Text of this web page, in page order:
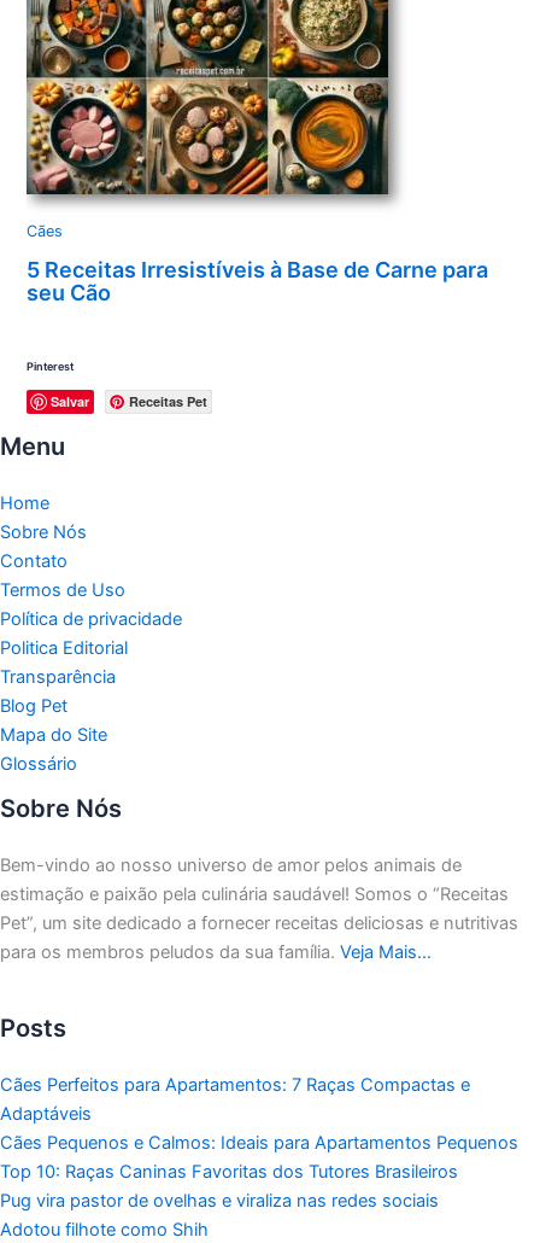
Cães
5 Receitas Irresistíveis à Base de Carne para
seu Cão
Pinterest
Salvar Receitas Pet
Menu
Home
Sobre Nós
Contato
Termos de Uso
Política de privacidade
Politica Editorial
Transparência
Blog Pet
Mapa do Site
Glossário
Sobre Nós
Bem-vindo ao nosso universo de amor pelos animais de
estimação e paixão pela culinária saudável! Somos o “Receitas
Pet”, um site dedicado a fornecer receitas deliciosas e nutritivas
para os membros peludos da sua família. Veja Mais…
Posts
Cães Perfeitos para Apartamentos: 7 Raças Compactas e
Adaptáveis
Cães Pequenos e Calmos: Ideais para Apartamentos Pequenos
Top 10: Raças Caninas Favoritas dos Tutores Brasileiros
Pug vira pastor de ovelhas e viraliza nas redes sociais
Adotou filhote como Shih